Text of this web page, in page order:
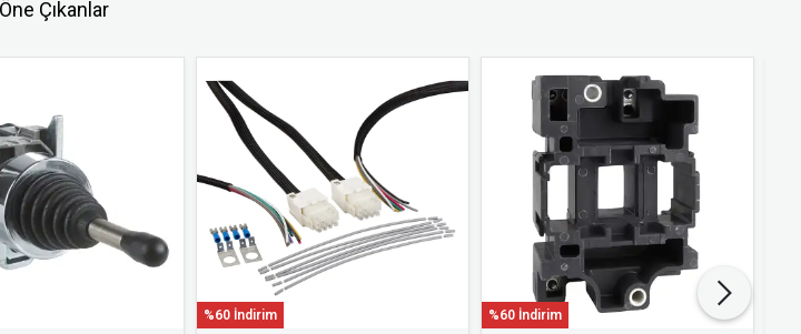
Öne Çıkanlar
%60 İndirim %60 İndirim